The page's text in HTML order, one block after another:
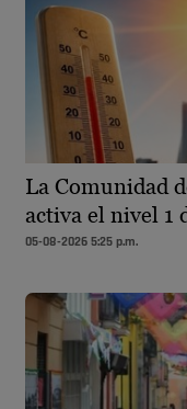
La Comunidad
activa el nivel 1
05-08-2026 5:25 p.m.